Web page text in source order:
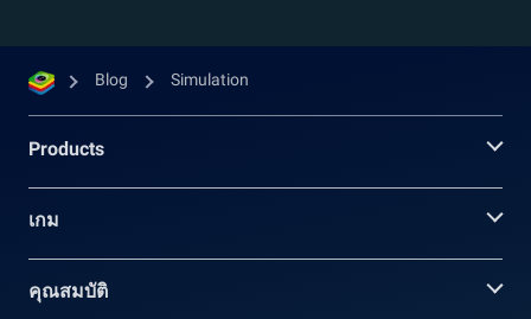
Blog Simulation
Products
เกม
คุณสมบัติ